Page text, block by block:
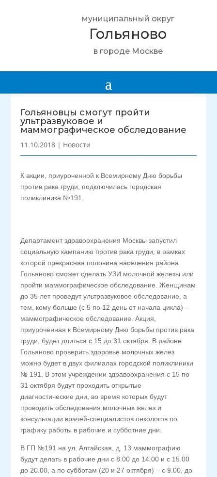
муниципальный округ
Гольяново
в городе Москве
Гольяновцы смогут пройти
ультразвуковое и
маммографическое обследование
11.10.2018 | Новости
К акции, приуроченной к Всемирному Дню борьбы
против рака груди, подключилась городская
поликлиника №191.
Департамент здравоохранения Москвы запустил
социальную кампанию против рака груди, в рамках
которой прекрасная половина населения района
Гольяново сможет сделать УЗИ молочной железы или
пройти маммографическое обследование. Женщинам
до 35 лет проведут ультразвуковое обследование, а
тем, кому больше (с 5 по 12 день от начала цикла) –
маммографическое обследование. Акция,
приуроченная к Всемирному Дню борьбы против рака
груди, будет длиться с 15 до 31 октября. В районе
Гольяново проверить здоровье молочных желез
можно будет в двух филиалах городской поликлиники
№ 191. В этом учреждении здравоохранения с 15 по
31 октября будут проходить открытые
диагностические дни, во время которых будут
проводить обследования молочных желез и
консультации врачей-специалистов онкологов по
графику работы в рабочие и субботние дни.
В ГП №191 на ул. Алтайская, д. 13 маммографию
будут делать в рабочие дни с 8.00 до 14.00 и с 15.00
до 20.00, а по субботам (20 и 27 октября) – с 9.00, до